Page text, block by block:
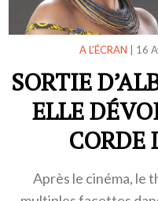
A L'ÉCRAN 16
SORTIE
ELLE
CORDE
Après le cinéma, le